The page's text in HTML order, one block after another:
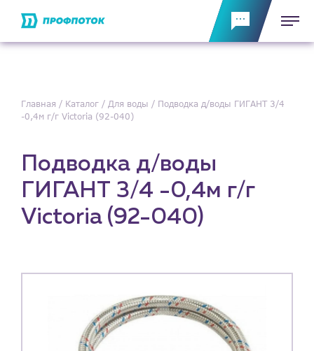
Главная Каталог Для воды
Подводка д/воды ГИГАНТ 3/4
-0,4м г/г Victoria (92-040)
Подводка д/воды
ГИГАНТ 3/4 -0,4м г/г
Victoria (92-040)